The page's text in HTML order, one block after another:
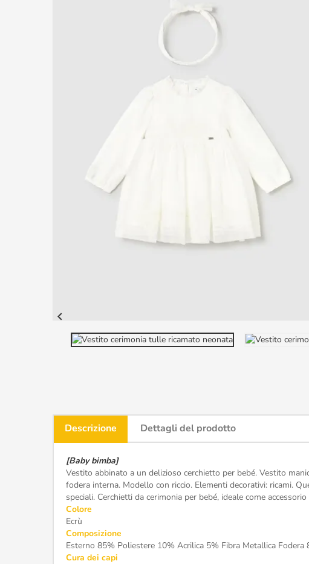

Descrizione Dettagli del prodotto
[Baby bimba]
Vestito abbinato a un delizioso cerchietto per bebé. Vestito
fodera interna. Modello con riccio. Elementi decorativi: ricami.
speciali. Cerchietti da cerimonia per bebé, ideale come
Colore
Ecrù
Composizione
Esterno 85% Poliestere 10% Acrilica 5% Fibra Metallica
Cura dei capi